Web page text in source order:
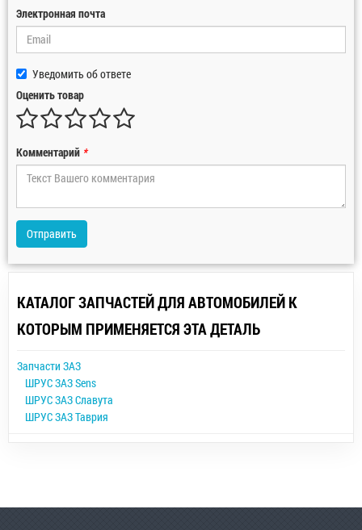
Электронная почта
Уведомить об ответе
Оценить товар
Комментарий *
Отправить
КАТАЛОГ ЗАПЧАСТЕЙ ДЛЯ АВТОМОБИЛЕЙ К
КОТОРЫМ ПРИМЕНЯЕТСЯ ЭТА ДЕТАЛЬ
Запчасти ЗАЗ
ШРУС ЗАЗ Sens
ШРУС ЗАЗ Славута
ШРУС ЗАЗ Таврия